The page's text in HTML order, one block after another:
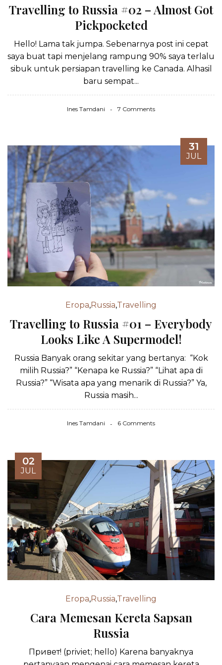
Travelling to Russia #02 – Almost Got
Pickpocketed
Hello! Lama tak jumpa. Sebenarnya post ini cepat
saya buat tapi menjelang rampung 90% saya terlalu
sibuk untuk persiapan travelling ke Canada. Alhasil
baru sempat...
Ines Tamdani 7 Comments
31
JUL
Eropa,Russia,Travelling
Travelling to Russia #01 – Everybody
Looks Like A Supermodel!
Russia Banyak orang sekitar yang bertanya: “Kok
milih Russia?” “Kenapa ke Russia?” “Lihat apa di
Russia?” “Wisata apa yang menarik di Russia?” Ya,
Russia masih...
Ines Tamdani 6 Comments
02
JUL
Eropa,Russia,Travelling
Cara Memesan Kereta Sapsan
Russia
Привет! (priviet; hello) Karena banyaknya